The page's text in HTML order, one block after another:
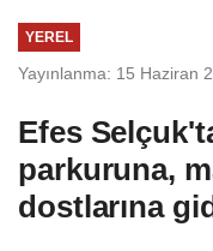
YEREL
Yayınlanma: 15 Haziran
Efes
parkuruna,
dostlarına